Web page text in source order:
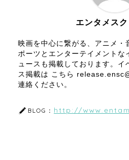
エンタメス
映画を中心に繋がる、アニメ・
ポーツとエンターテイメントな
ュースも掲載しております。イ
ス掲載は こちら
連絡ください。
BLOG： http://